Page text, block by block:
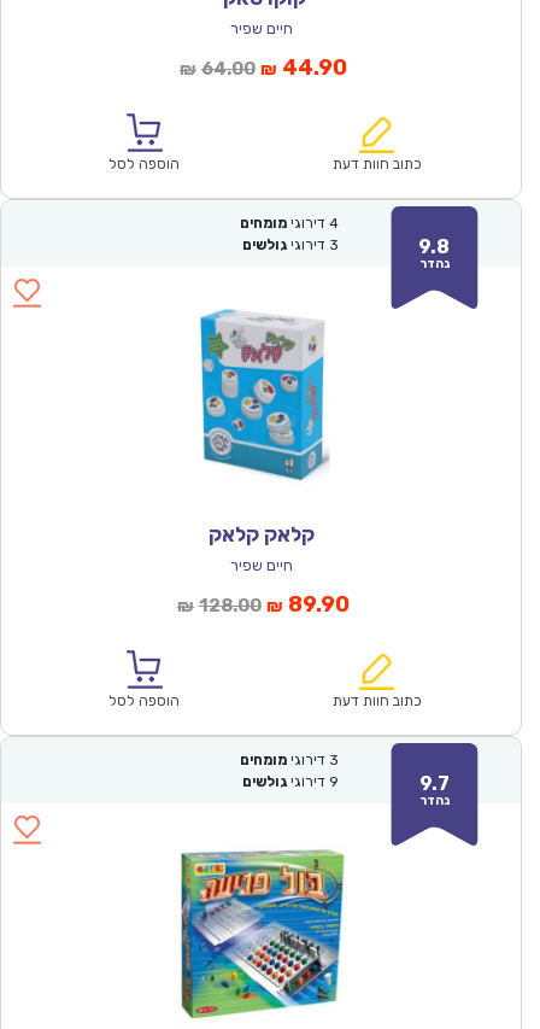
חיים שפיר
₪ 64.00המחיר
₪64.00.
₪ 44.90המחיר
הוא:
כתוב חוות דעת הוספה לסל
9.8
נהדר
4 דירוגי מומחים
3 דירוגי גולשים
קלאק קלאק
חיים שפיר
₪ 128.00המחיר
₪128.00.
₪ 89.90המחיר
הוא:
כתוב חוות דעת הוספה לסל
9.7
נהדר
3 דירוגי מומחים
9 דירוגי גולשים